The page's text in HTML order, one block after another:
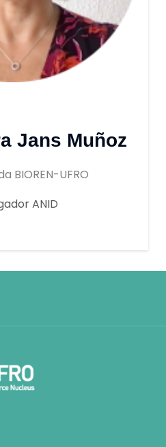
Jans Muñoz
BIOREN-UFRO
ANID